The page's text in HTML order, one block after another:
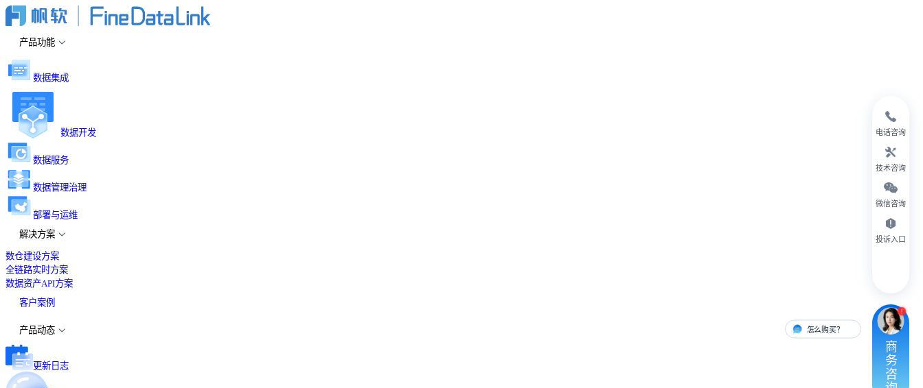
产品功能
数据集成
数据开发
数据服务
数据管理治理
部署与运维
解决方案
数仓建设方案
全链路实时方案
数据资产API方案
客户案例
产品动态
更新日志
电话咨询
技术咨询
微信咨询
投诉入口
怎么购买？ 有人对接
商
务
咨